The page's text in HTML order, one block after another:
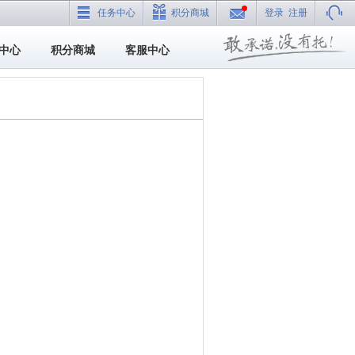
任务中心 积分商城 登录 注册
心 积分商城 客服中心